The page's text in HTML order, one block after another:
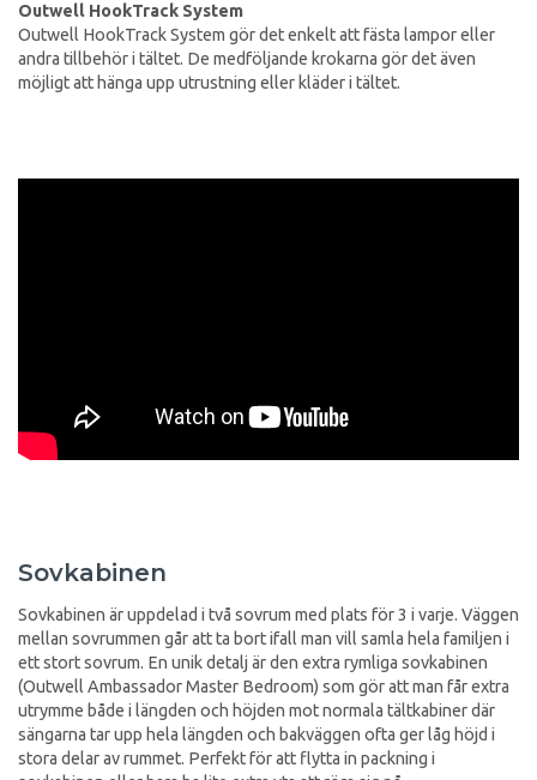
Outwell HookTrack System
Outwell HookTrack System gör det enkelt att fästa lampor eller
andra tillbehör i tältet. De medföljande krokarna gör det även
möjligt att hänga upp utrustning eller kläder i tältet.
Sovkabinen
Sovkabinen är uppdelad i två sovrum med plats för 3 i varje. Väggen
mellan sovrummen går att ta bort ifall man vill samla hela familjen i
ett stort sovrum. En unik detalj är den extra rymliga sovkabinen
(Outwell Ambassador Master Bedroom) som gör att man får extra
utrymme både i längden och höjden mot normala tältkabiner där
sängarna tar upp hela längden och bakväggen ofta ger låg höjd i
stora delar av rummet. Perfekt för att flytta in packning i